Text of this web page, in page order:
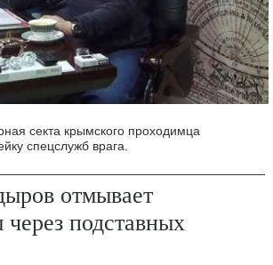
секта крымского проходимца
спецслужб врага.
отмывает
подставных